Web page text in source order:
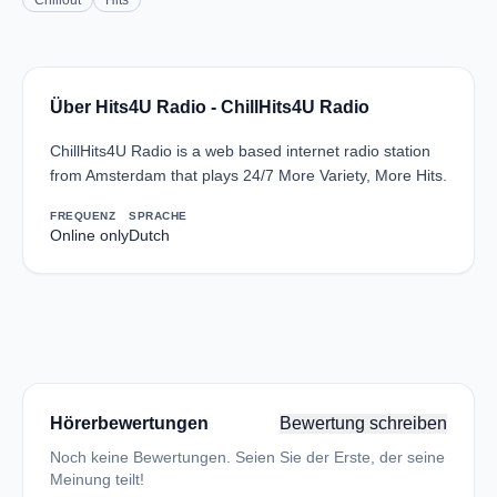
Über Hits4U Radio - ChillHits4U Radio
ChillHits4U Radio is a web based internet radio station
from Amsterdam that plays 24/7 More Variety, More Hits.
FREQUENZ
Online only
SPRACHE
Dutch
Hörerbewertungen Bewertung schreiben
Noch keine Bewertungen. Seien Sie der Erste, der seine
Meinung teilt!